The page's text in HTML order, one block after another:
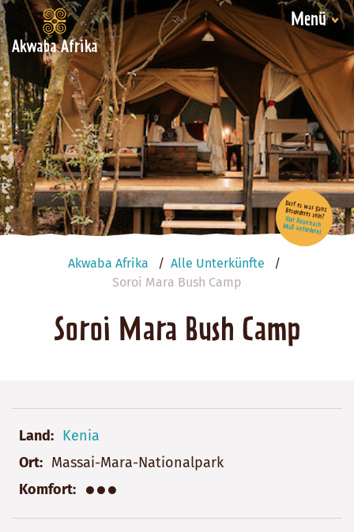
Akwaba Afrika
Menü
Akwaba Afrika
Alle Unterkünfte
Soroi Mara Bush Camp
Soroi Mara Bush Camp
Darf es was ganz Besonderes sein?
Hier Reise nach Maß anfordern!
Land
Kenia
Ort
Massai-Mara-Nationalpark
Komfort
●●●